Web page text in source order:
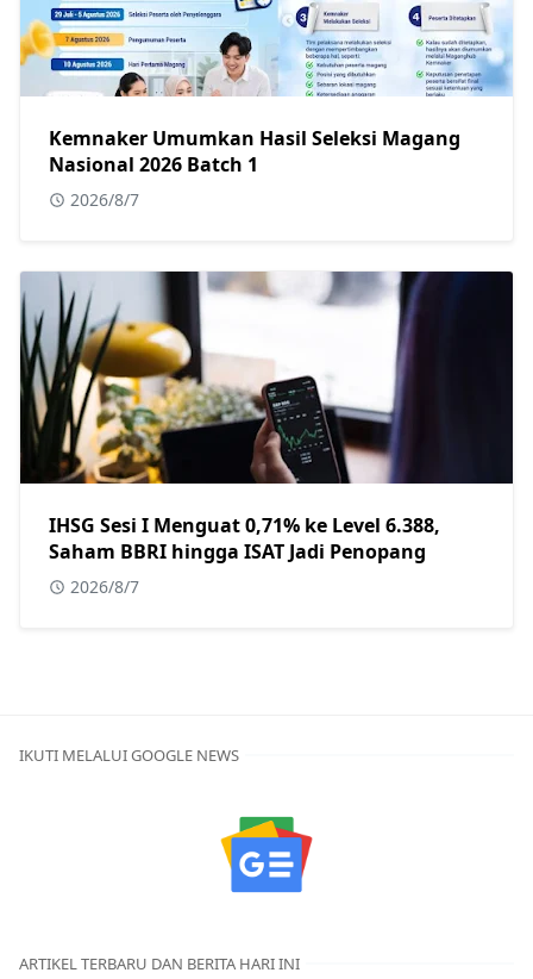
Kemnaker Umumkan Hasil Seleksi Magang
Nasional 2026 Batch 1
2026/8/7
IHSG Sesi I Menguat 0,71% ke Level 6.388,
Saham BBRI hingga ISAT Jadi Penopang
2026/8/7
IKUTI MELALUI GOOGLE NEWS
ARTIKEL TERBARU DAN BERITA HARI INI